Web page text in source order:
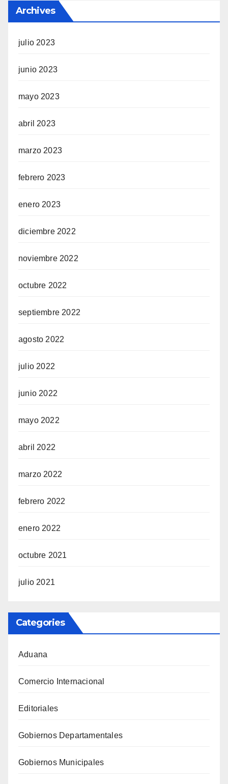
Archives
julio 2023
junio 2023
mayo 2023
abril 2023
marzo 2023
febrero 2023
enero 2023
diciembre 2022
noviembre 2022
octubre 2022
septiembre 2022
agosto 2022
julio 2022
junio 2022
mayo 2022
abril 2022
marzo 2022
febrero 2022
enero 2022
octubre 2021
julio 2021
Categories
Aduana
Comercio Internacional
Editoriales
Gobiernos Departamentales
Gobiernos Municipales